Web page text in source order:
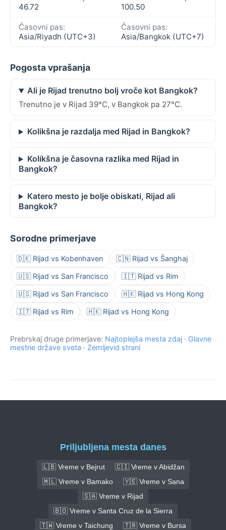
46.72
100.50
Časovni pas:
Asia/Riyadh (UTC+3)
Časovni pas:
Asia/Bangkok (UTC+7)
Pogosta vprašanja
Ali je Rijad trenutno bolj vroče kot Bangkok?
Trenutno je v Rijad 39°C, v Bangkok pa 27°C.
Kolikšna je razdalja med Rijad in Bangkok?
Kolikšna je časovna razlika med Rijad in
Bangkok?
Katero mesto je bolje obiskati, Rijad ali
Bangkok?
Sorodne primerjave
🇩🇰 Rijad vs Kobenhaven 🇨🇳 Rijad vs Šanghaj
🇺🇸 Rijad vs San Francisco 🇮🇹 Rijad vs Rim
🇺🇸 Rijad vs San Francisco 🇭🇰 Rijad vs Hong Kong
🇮🇹 Rijad vs Rim 🇭🇰 Rijad vs Hong Kong
Prebrskaj druge primerjave: Najtoplejša mesta zdaj · Glavne
mestne države sveta · Zemljevid strani
Priljubljena mesta danes
🇱🇧 Vreme v Bejrut
🇨🇮 Vreme v Abidžan
🇲🇱 Vreme v Bamako
🇾🇪 Vreme v Sana
🇸🇦 Vreme v Rijad
🇧🇴 Vreme v Santa Cruz de la Sierra
🇹🇼 Vreme v Taichung
🇹🇷 Vreme v Bursa